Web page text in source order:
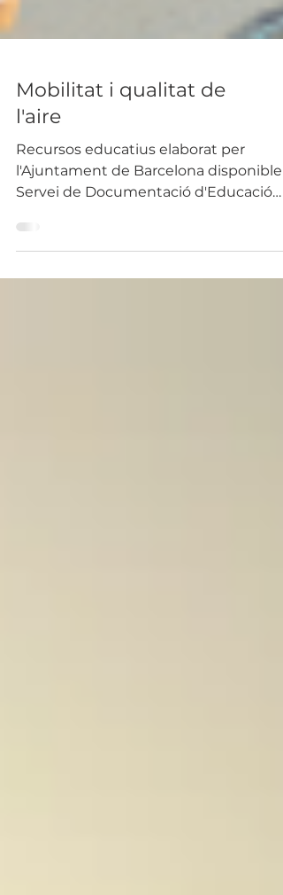
Mobilitat i qualitat de
l'aire
l'Ajuntament de Barcelona disponible
Servei de Documentació d'Educació
Ambiental(SDEA): Mobilitat i...